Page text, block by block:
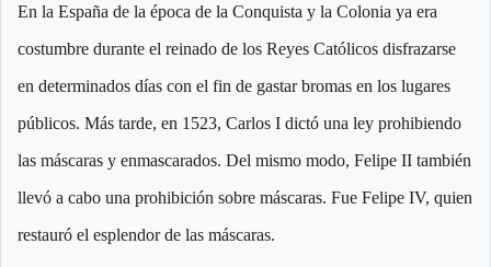
En la España de la época de la Conquista y la Colonia ya era
costumbre durante el reinado de los Reyes Católicos disfrazarse
en determinados días con el fin de gastar bromas en los lugares
públicos. Más tarde, en 1523, Carlos I dictó una ley prohibiendo
las máscaras y enmascarados. Del mismo modo, Felipe II también
llevó a cabo una prohibición sobre máscaras. Fue Felipe IV, quien
restauró el esplendor de las máscaras.